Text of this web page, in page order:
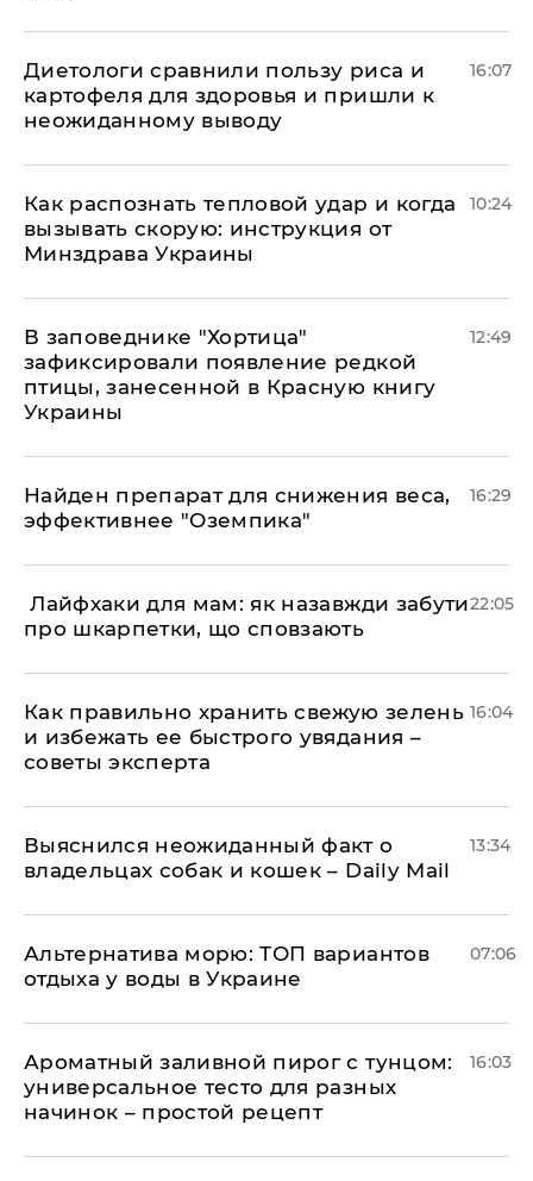
Диетологи сравнили пользу риса и
картофеля для здоровья и пришли к
неожиданному выводу
16:07
Как распознать тепловой удар и когда
вызывать скорую: инструкция от
Минздрава Украины
10:24
В заповеднике "Хортица"
зафиксировали появление редкой
птицы, занесенной в Красную книгу
Украины
12:49
Найден препарат для снижения веса,
эффективнее "Оземпика"
16:29
​ Лайфхаки для мам: як назавжди забути
про шкарпетки, що сповзають
22:05
Как правильно хранить свежую зелень
и избежать ее быстрого увядания –
советы эксперта
16:04
Выяснился неожиданный факт о
владельцах собак и кошек – Daily Mail
13:34
Альтернатива морю: ТОП вариантов
отдыха у воды в Украине
07:06
Ароматный заливной пирог с тунцом:
универсальное тесто для разных
начинок – простой рецепт
16:03